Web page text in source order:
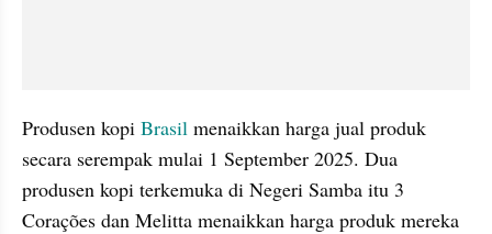
Produsen kopi Brasil menaikkan harga jual produk
secara serempak mulai 1 September 2025. Dua
produsen kopi terkemuka di Negeri Samba itu 3
Corações dan Melitta menaikkan harga produk mereka